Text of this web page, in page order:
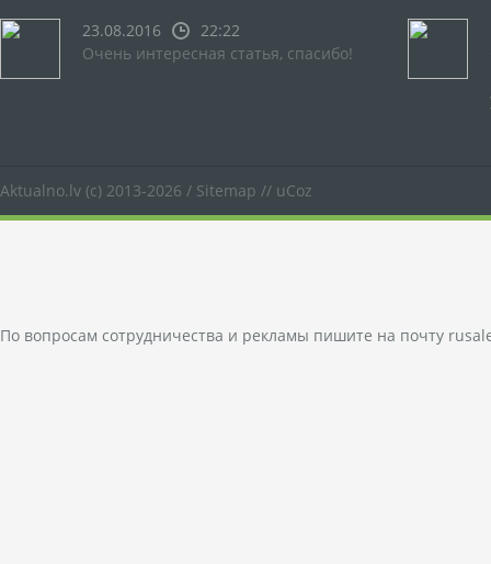
23.08.2016
22:22
Очень интересная статья, спасибо!
Aktualno.lv (c) 2013-2026 / Sitemap // uCoz
По вопросам сотрудничества и рекламы пишите на почту